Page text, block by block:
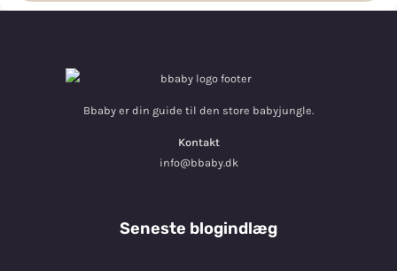
Bbaby er din guide til den store babyjungle.
Kontakt
info@bbaby.dk
Seneste blogindlæg